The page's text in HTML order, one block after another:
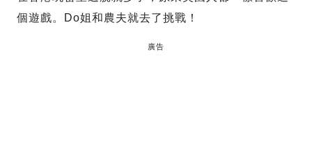
個遊戲。Do姐和農夫就去了挑戰！
廣告